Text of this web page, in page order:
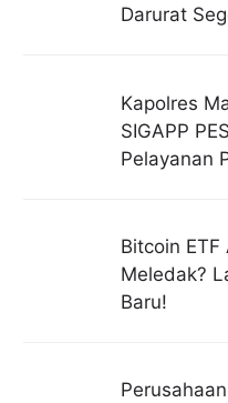
Darurat
Kapolres
SIGAPP
Pelayanan
Bitcoin
Meledak?
Baru!